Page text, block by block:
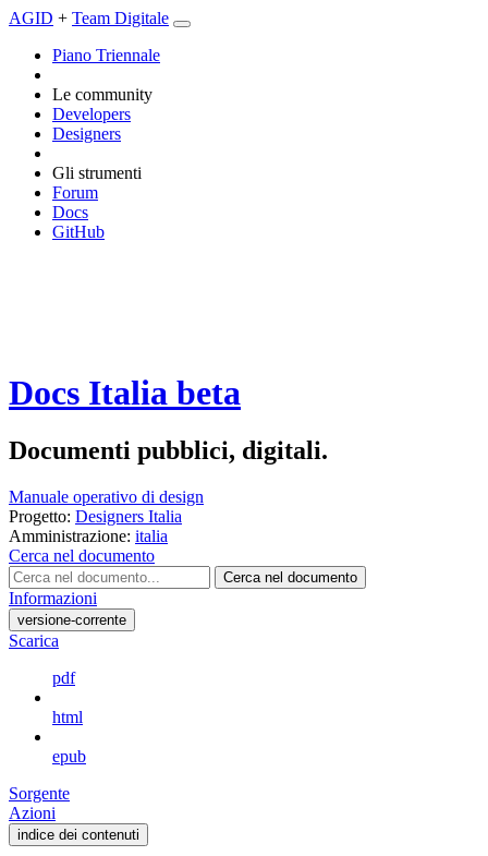
AGID + Team Digitale
Piano Triennale
Le community
Developers
Designers
Gli strumenti
Forum
Docs
GitHub
Docs Italia beta
Documenti pubblici, digitali.
Manuale operativo di design
Progetto: Designers Italia
Amministrazione: italia
Cerca nel documento
Cerca nel documento
Informazioni
versione-corrente
Scarica
pdf
html
epub
Sorgente
Azioni
indice dei contenuti